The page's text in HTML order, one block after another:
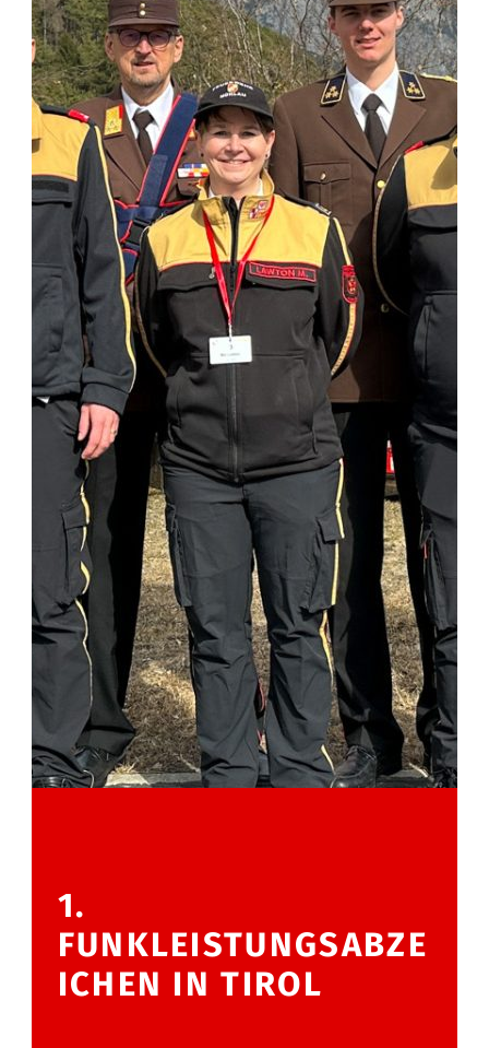
1.
FUNKLEISTUNGSABZE
ICHEN IN TIROL